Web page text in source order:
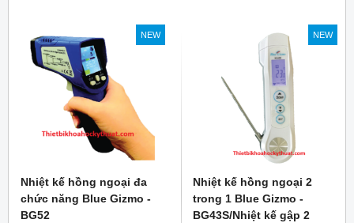
NEW
Nhiệt kế hồng ngoại đa
chức năng Blue Gizmo -
BG52
NEW
Nhiệt kế hồng ngoại 2
trong 1 Blue Gizmo -
BG43S/Nhiệt kế gập 2